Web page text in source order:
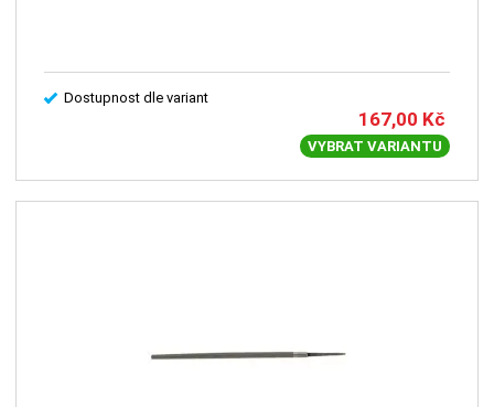
Dostupnost dle variant
167,00 Kč
VYBRAT VARIANTU